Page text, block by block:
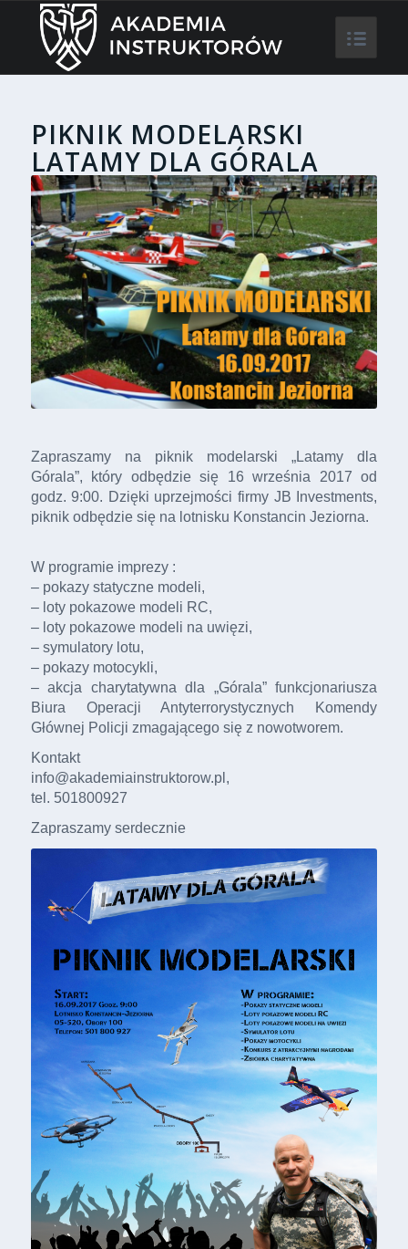
PIKNIK MODELARSKI
LATAMY DLA GÓRALA
Zapraszamy na piknik modelarski „Latamy dla
Górala”, który odbędzie się 16 września 2017 od
godz. 9:00. Dzięki uprzejmości firmy JB Investments,
piknik odbędzie się na lotnisku Konstancin Jeziorna.
W programie imprezy :
– pokazy statyczne modeli,
– loty pokazowe modeli RC,
– loty pokazowe modeli na uwięzi,
– symulatory lotu,
– pokazy motocykli,
– akcja charytatywna dla „Górala” funkcjonariusza
Biura Operacji Antyterrorystycznych Komendy
Głównej Policji zmagającego się z nowotworem.
Kontakt
info@akademiainstruktorow.pl,
tel. 501800927
Zapraszamy serdecznie